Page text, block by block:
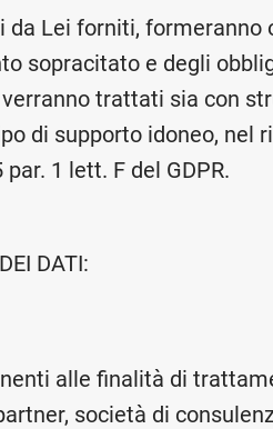
da Lei forniti,
sopracitato e degli
trattati sia con
di supporto idoneo, nel
par. 1 lett. F del GDPR.
DATI:
alle finalità di
società di